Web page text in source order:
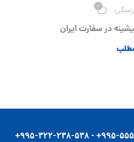
0
در سفارت ایران
۳۲۲-۲۳۸-۵۳۸+